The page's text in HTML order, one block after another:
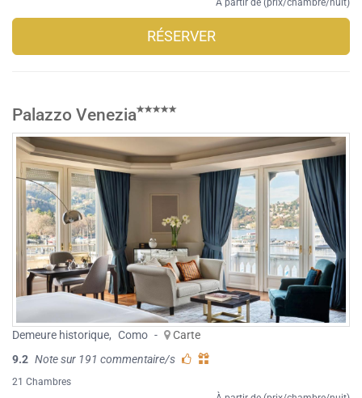
À partir de (prix/chambre/nuit)
RÉSERVER
Palazzo Venezia
Demeure historique, Como -
Carte
9.2 Note sur 191 commentaire/s
21 Chambres